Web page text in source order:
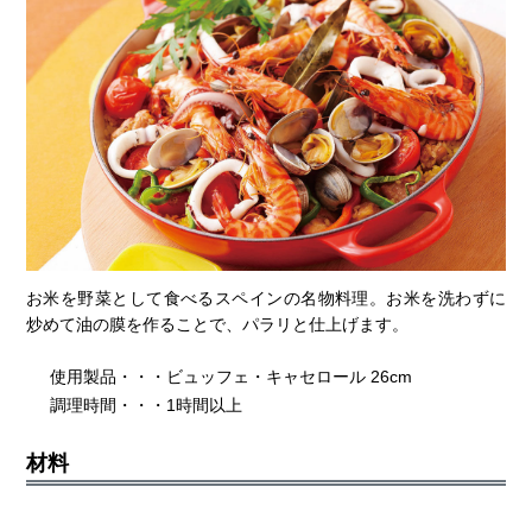
お米を野菜として食べるスペインの名物料理。お米を洗わずに
炒めて油の膜を作ることで、パラリと仕上げます。
使用製品・・・ビュッフェ・キャセロール 26cm
調理時間・・・1時間以上
材料